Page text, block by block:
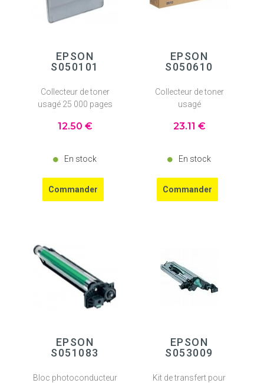
EPSON
S050101
Collecteur de toner
usagé 25 000 pages
12.50 €
En stock
EPSON
S050610
Collecteur de toner
usagé
23.11 €
En stock
EPSON
S051083
Bloc photoconducteur
EPSON
S053009
Kit de transfert pour